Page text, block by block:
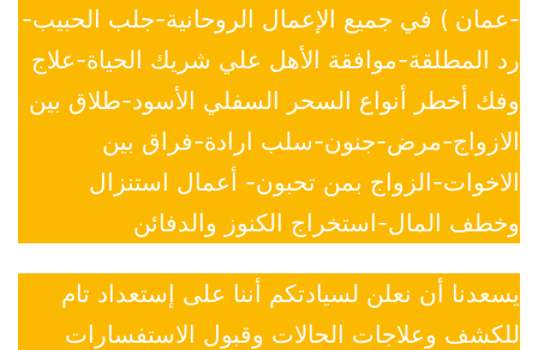
-عمان ) في جميع الإعمال الروحانية-جلب الحبيب-
رد المطلقة-موافقة الأهل علي شريك الحياة-علاج
وفك أخطر أنواع السحر السفلي الأسود-طلاق بين
الازواج-مرض-جنون-سلب ارادة-فراق بين
الاخوات-الزواج بمن تحبون- أعمال استنزال
وخطف المال-استخراج الكنوز والدفائن
يسعدنا أن نعلن لسيادتكم أننا على إستعداد تام
للكشف وعلاجات الحالات وقبول الاستفسارات